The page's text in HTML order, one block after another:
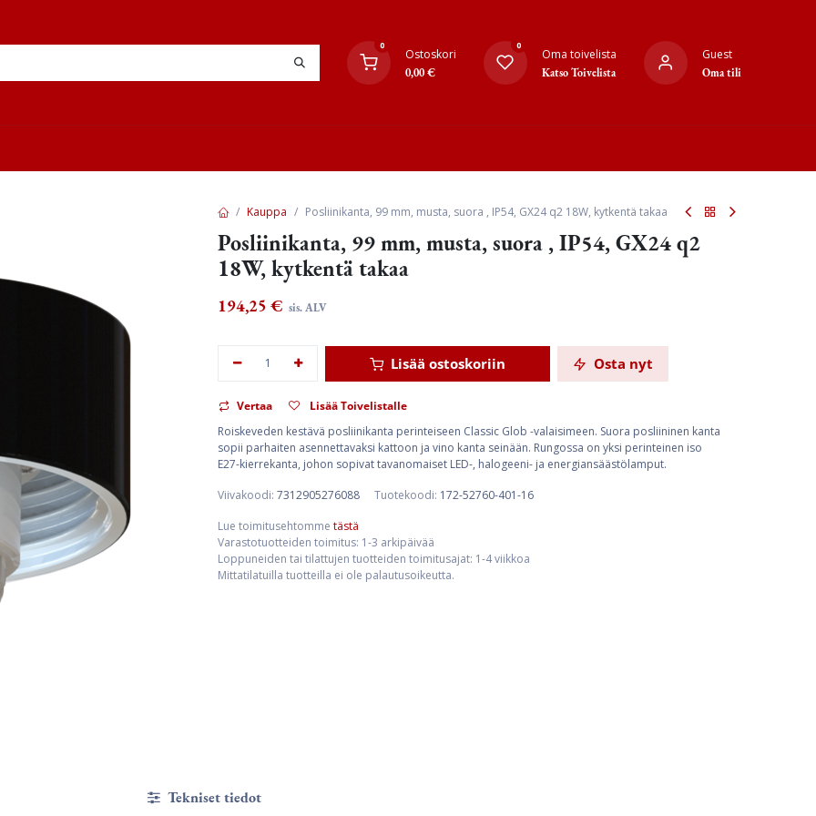
0
Ostoskori
0,00€
0
Oma toivelista
Katso Toivelista
Guest
Oma tili
Kauppa Posliinikanta, 99 mm, musta, suora , IP54, GX24 q2 18W, kytkentä takaa
Posliinikanta, 99 mm, musta, suora , IP54, GX24 q2
18W, kytkentä takaa
194,25 € sis. ALV
Lisää ostoskoriin Osta nyt
Vertaa
Lisää Toivelistalle
Roiskeveden kestävä posliinikanta perinteiseen Classic Glob -valaisimeen. Suora posliininen kanta
sopii parhaiten asennettavaksi kattoon ja vino kanta seinään. Rungossa on yksi perinteinen iso
E27-kierrekanta, johon sopivat tavanomaiset LED-, halogeeni- ja energiansäästölamput.
Viivakoodi: 7312905276088 Tuotekoodi: 172-52760-401-16
Lue toimitusehtomme tästä
Varastotuotteiden toimitus: 1-3 arkipäivää
Loppuneiden tai tilattujen tuotteiden toimitusajat: 1-4 viikkoa
Mittatilatuilla tuotteilla ei ole palautusoikeutta.
Tekniset tiedot